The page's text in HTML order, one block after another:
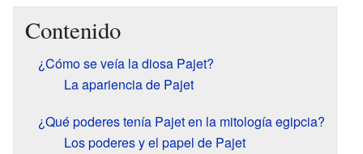
Contenido
¿Cómo se veía la diosa Pajet?
La apariencia de Pajet
¿Qué poderes tenía Pajet en la mitología egipcia?
Los poderes y el papel de Pajet